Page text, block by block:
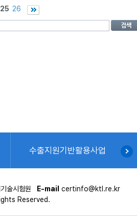
25 26
수출지원기반활용사업
술시험원 E-mail certinfo@ktl.re.kr
Reserved.